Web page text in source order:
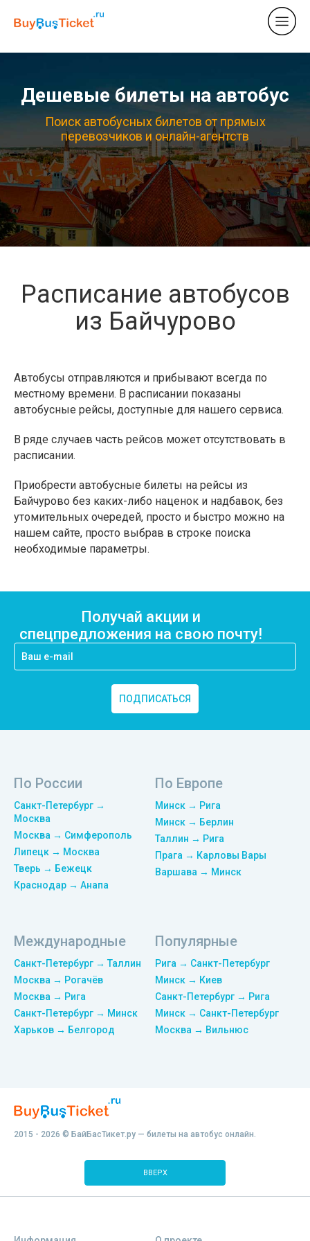
Дешевые билеты на автобус
Поиск автобусных билетов от прямых
перевозчиков и онлайн-агентств
Расписание автобусов
из Байчурово
Автобусы отправляются и прибывают всегда по
местному времени. В расписании показаны
автобусные рейсы, доступные для нашего сервиса.
В ряде случаев часть рейсов может отсутствовать в
расписании.
Приобрести автобусные билеты на рейсы из
Байчурово без каких-либо наценок и надбавок, без
утомительных очередей, просто и быстро можно на
нашем сайте, просто выбрав в строке поиска
необходимые параметры.
Получай акции и
спецпредложения на свою почту!
ПОДПИСАТЬСЯ
По России
Санкт-Петербург →
Москва
Москва → Симферополь
Липецк → Москва
Тверь → Бежецк
Краснодар → Анапа
По Европе
Минск → Рига
Минск → Берлин
Таллин → Рига
Прага → Карловы Вары
Варшава → Минск
Международные
Санкт-Петербург → Таллин
Москва → Рогачёв
Москва → Рига
Санкт-Петербург → Минск
Харьков → Белгород
Популярные
Рига → Санкт-Петербург
Минск → Киев
Санкт-Петербург → Рига
Минск → Санкт-Петербург
Москва → Вильнюс
2015 - 2026 © БайБасТикет.ру — билеты на автобус онлайн.
ВВЕРХ